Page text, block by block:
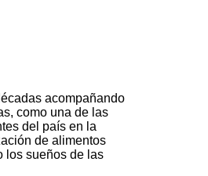
acompañando
como una de las
del país en la
de alimentos
los sueños de las